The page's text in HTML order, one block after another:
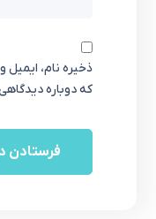
ذخیره نام، ایمیل
که دوباره